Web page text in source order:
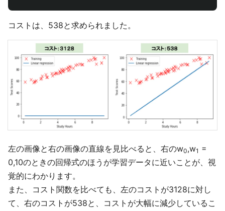
コストは、538と求められました。
左の画像と右の画像の直線を見比べると、右のw0,w1 =
0,10のときの回帰式のほうが学習データに近いことが、視
覚的にわかります。
また、コスト関数を比べても、左のコストが3128に対し
て、右のコストが538と、コストが大幅に減少しているこ